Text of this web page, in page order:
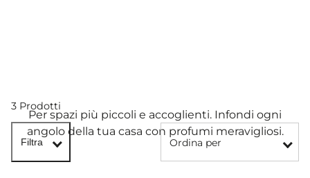
Per spazi più piccoli e accoglienti. Infondi ogni
angolo della tua casa con profumi meravigliosi.
3 Prodotti
Filtra Ordina per